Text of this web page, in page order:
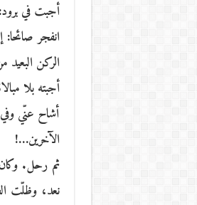
أجبت في
انفجر صائحا:
الركن
أجبته بلا
أشاح عنّي
الآخرين…!
ثم رحل. وكان
نعد، وظلّت